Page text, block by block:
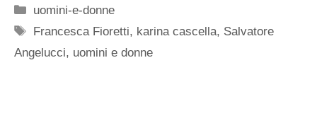
Categorie
uomini-e-donne
Tag
Francesca Fioretti, karina cascella, Salvatore
Angelucci, uomini e donne